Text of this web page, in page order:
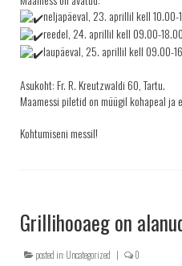
neljapäeval, 23. aprillil kell 10.00-
reedel, 24. aprillil kell 09.00-18.00
laupäeval, 25. aprillil kell 09.00-
Asukoht: Fr. R. Kreutzwaldi 60, Tartu.
Maamessi piletid on müügil kohapeal ja
Kohtumiseni messil!
Grillihooaeg on
posted in:Uncategorized | 0